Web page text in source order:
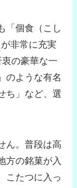
「個食（こし
が非常に充実
の豪華な一
のような有名
ち」など、選
ん。普段は高
方の銘菓が入
こたつに入っ